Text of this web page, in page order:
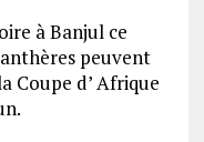
à Banjul ce
peuvent
Coupe d’ Afrique